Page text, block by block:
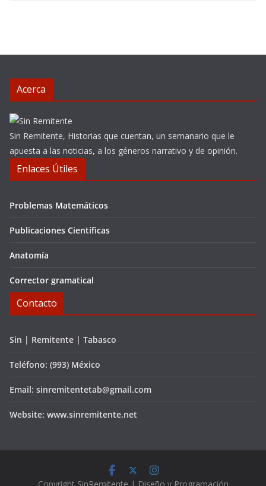
Acerca
Sin Remitente, Historias que cuentan, un semanario que le
apuesta a las noticias, a los géneros narrativo y de opinión.
Enlaces Útiles
Problemas Matemáticos
Publicaciones Científicas
Anatomía
Corrector gramatical
Contacto
Sin | Remitente | Tabasco
Teléfono: (993) México
Email: sinremitentetab@gmail.com
Website: www.sinremitente.net